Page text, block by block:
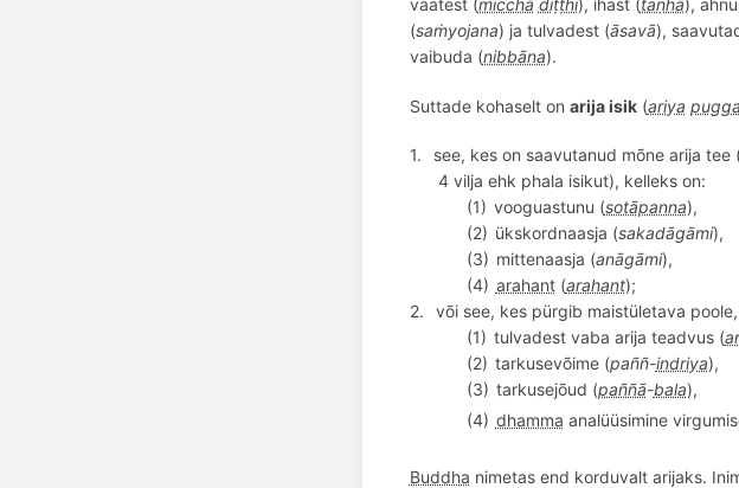
vaatest (micchā diṭṭhi), ihast (taṇhā),
(saṁyojana) ja tulvadest (āsavā),
vaibuda (nibbāna).
Suttade kohaselt on arija isik(ariya
1. see, kes on saavutanud mõne arija tee
4 vilja ehk phala isikut), kelleks on:
(1) vooguastunu (sotāpanna),
(2) ükskordnaasja (sakadāgāmi),
(3) mittenaasja (anāgāmi),
(4) arahant(arahant);
2.
või see, kes pürgib maistületava
(1) tulvadest vaba arija teadvus (
(2) tarkusevõime (paññ-indriya),
(3) tarkusejõud (paññā-bala),
(4) dhamma analüüsimine virgumis
Buddha nimetas end korduvalt arijaks.